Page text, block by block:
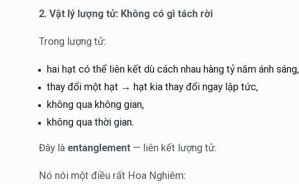
2. Vật lý lượng tử: Không có gì tách rời
Trong lượng tử:
hai hạt có thể liên kết dù cách nhau hàng tỷ năm ánh sáng,
thay đổi một hạt → hạt kia thay đổi ngay lập tức,
không qua không gian,
không qua thời gian.
Đây là entanglement — liên kết lượng tử.
Nó nói một điều rất Hoa Nghiêm: